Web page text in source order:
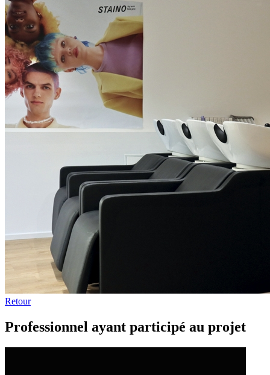
Retour
Professionnel ayant participé au projet